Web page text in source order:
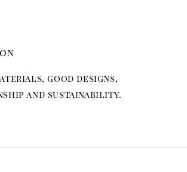
good designs,
and sustainability.